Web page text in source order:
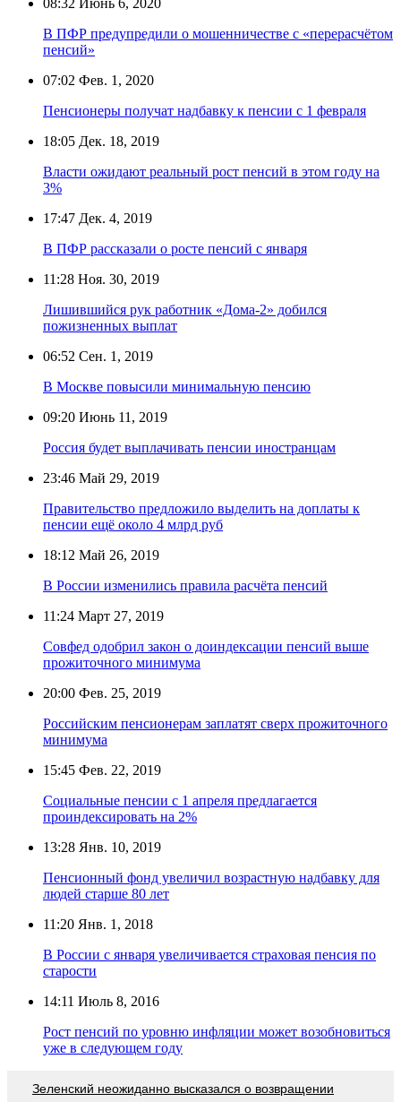
В ПФР предупредили о мошенничестве с «перерасчётом
пенсий»
07:02 Фев. 1, 2020
Пенсионеры получат надбавку к пенсии с 1 февраля
18:05 Дек. 18, 2019
Власти ожидают реальный рост пенсий в этом году на
3%
17:47 Дек. 4, 2019
В ПФР рассказали о росте пенсий с января
11:28 Ноя. 30, 2019
Лишившийся рук работник «Дома-2» добился
пожизненных выплат
06:52 Сен. 1, 2019
В Москве повысили минимальную пенсию
09:20 Июнь 11, 2019
Россия будет выплачивать пенсии иностранцам
23:46 Май 29, 2019
Правительство предложило выделить на доплаты к
пенсии ещё около 4 млрд руб
18:12 Май 26, 2019
В России изменились правила расчёта пенсий
11:24 Март 27, 2019
Совфед одобрил закон о доиндексации пенсий выше
прожиточного минимума
20:00 Фев. 25, 2019
Российским пенсионерам заплатят сверх прожиточного
минимума
15:45 Фев. 22, 2019
Социальные пенсии с 1 апреля предлагается
проиндексировать на 2%
13:28 Янв. 10, 2019
Пенсионный фонд увеличил возрастную надбавку для
людей старше 80 лет
11:20 Янв. 1, 2018
В России с января увеличивается страховая пенсия по
старости
14:11 Июль 8, 2016
Рост пенсий по уровню инфляции может возобновиться
уже в следующем году
Зеленский неожиданно высказался о возвращении